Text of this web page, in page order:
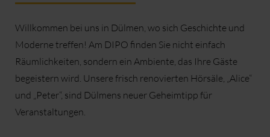
Willkommen bei uns in Dülmen, wo sich Geschichte und
Moderne treffen! Am DIPO finden Sie nicht einfach
Räumlichkeiten, sondern ein Ambiente, das Ihre Gäste
begeistern wird. Unsere frisch renovierten Hörsäle, „Alice“
und „Peter“, sind Dülmens neuer Geheimtipp für
Veranstaltungen.